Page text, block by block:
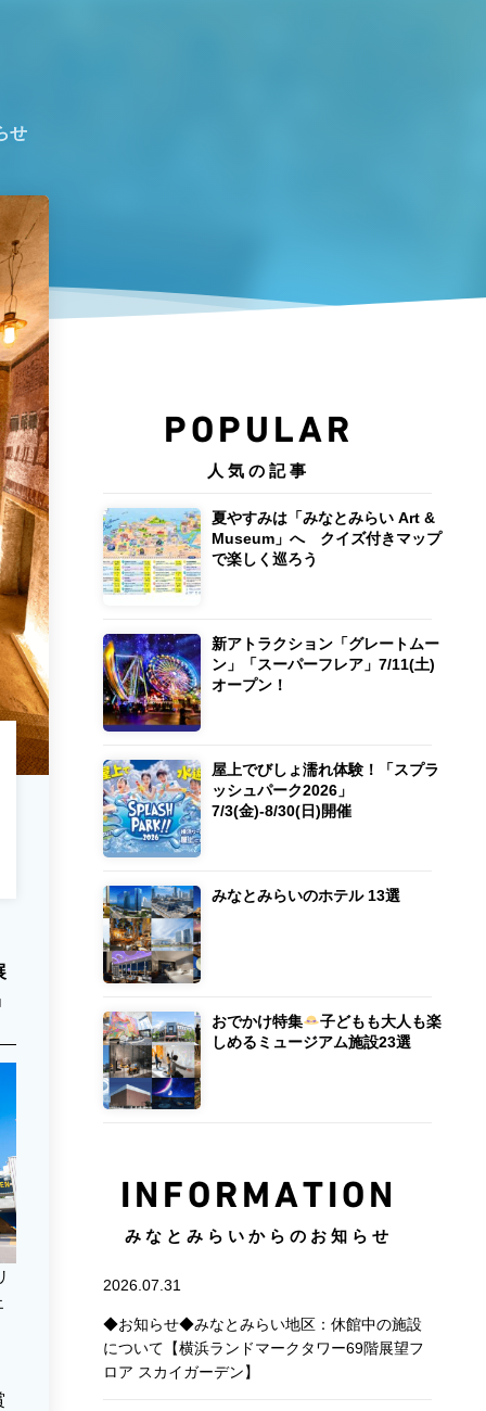
せ
POPULAR
人気の記事
夏やすみは「みなとみらい Art &
Museum」へ クイズ付きマップ
で楽しく巡ろう
新アトラクション「グレートムー
ン」「スーパーフレア」7/11(土)
オープン！
屋上でびしょ濡れ体験！「スプラ
ッシュパーク2026」
7/3(金)-8/30(日)開催
みなとみらいのホテル 13選
おでかけ特集
子どもも大人も楽
しめるミュージアム施設23選
INFORMATION
みなとみらいからのお知らせ
2026.07.31
◆お知らせ◆みなとみらい地区：休館中の施設
について【横浜ランドマークタワー69階展望フ
ロア スカイガーデン】